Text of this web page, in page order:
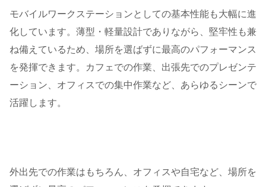
モバイルワークステーションとしての基本性能も大幅に進
化しています。薄型・軽量設計でありながら、堅牢性も兼
ね備えているため、場所を選ばずに最高のパフォーマンス
を発揮できます。カフェでの作業、出張先でのプレゼンテ
ーション、オフィスでの集中作業など、あらゆるシーンで
活躍します。
外出先での作業はもちろん、オフィスや自宅など、場所を